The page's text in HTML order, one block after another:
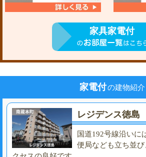
家具家電付
家電付の建物紹介
レジデンス徳島
国道192号線沿いに
便局なども立ち並